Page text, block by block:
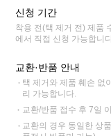
신청 기간
착용 전(택 제거 전) 제품
에서 직접 신청 가능합니
교환·반품 안내
택 제거와 제품 훼손 없
리 가능합니다.
교환/반품 접수 후 7일
교환의 경우 동일한 상